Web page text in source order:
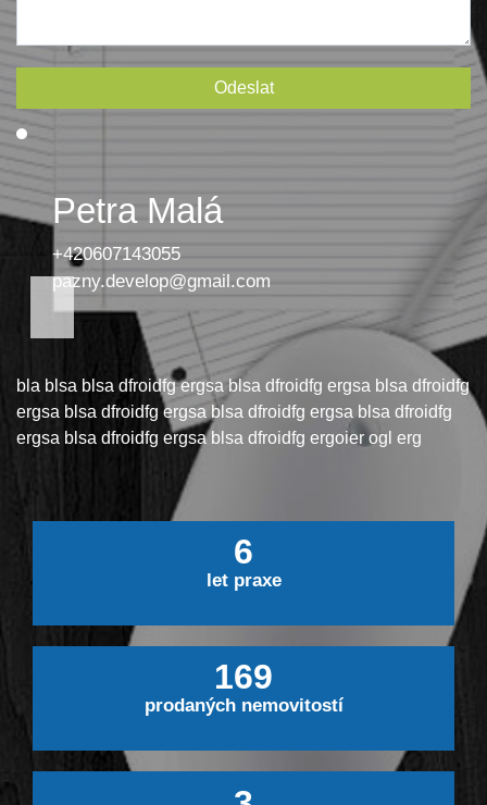
Petra Malá
+420607143055
pazny.develop@gmail.com
bla blsa blsa dfroidfg ergsa blsa dfroidfg ergsa blsa dfroidfg
ergsa blsa dfroidfg ergsa blsa dfroidfg ergsa blsa dfroidfg
ergsa blsa dfroidfg ergsa blsa dfroidfg ergoier ogl erg
6
let praxe
169
prodaných nemovitostí